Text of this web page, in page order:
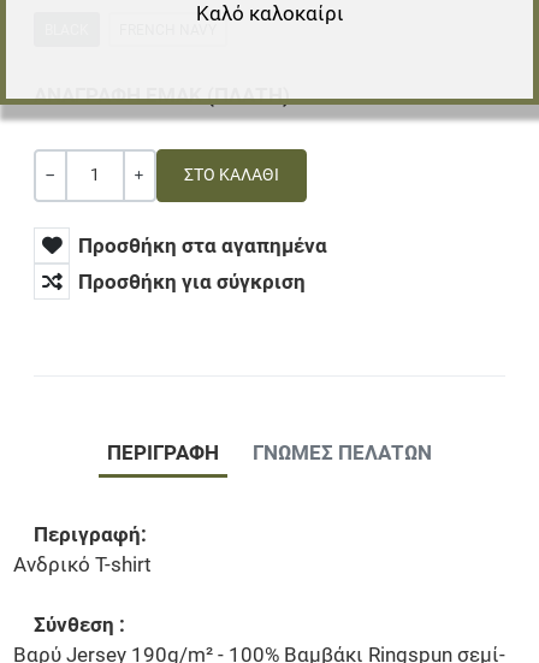
ΑΝΑΓΡΑΦΗ ΕΜΑΚ (ΠΛΑΤΗ)
Ποσότητα
Προσθήκη στα αγαπημένα
Προσθήκη για σύγκριση
ΠΕΡΙΓΡΑΦΉ ΓΝΏΜΕΣ ΠΕΛΑΤΏΝ
Περιγραφή:
Ανδρικό T-shirt
Σύνθεση :
Βαρύ Jersey 190g/m² - 100% Βαμβάκι Ringspun σεμί-
Καλό καλοκαίρι